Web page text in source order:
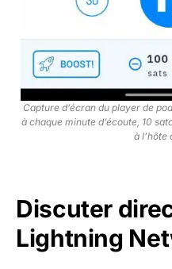
Capture d’écran du player de
à chaque minute d’écoute, 10
à l’hôte
Discuter
Lightning